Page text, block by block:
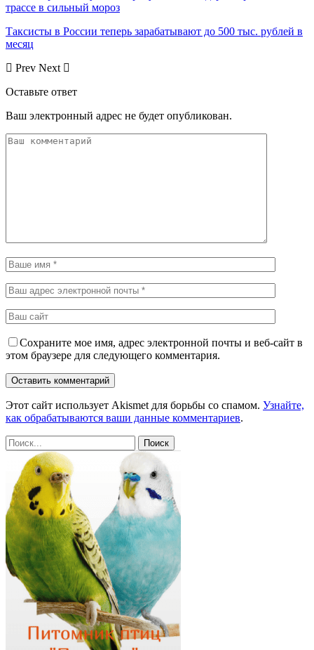
трассе в сильный мороз
Таксисты в России теперь зарабатывают до 500 тыс. рублей в
месяц
Prev Next
Оставьте ответ
Ваш электронный адрес не будет опубликован.
Сохраните мое имя, адрес электронной почты и веб-сайт в
этом браузере для следующего комментария.
Этот сайт использует Akismet для борьбы со спамом. Узнайте,
как обрабатываются ваши данные комментариев.